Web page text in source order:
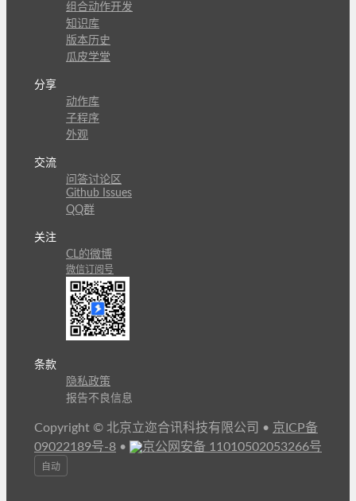
组合动作开发
知识库
版本历史
瓜皮学堂
分享
动作库
子程序
外观
交流
问答讨论区
Github Issues
QQ群
关注
CL的微博
微信订阅号
条款
隐私政策
报告不良信息
Copyright © 北京立迩合讯科技有限公司 • 京ICP备
09022189号-8 • 京公网安备 11010502053266号
自动